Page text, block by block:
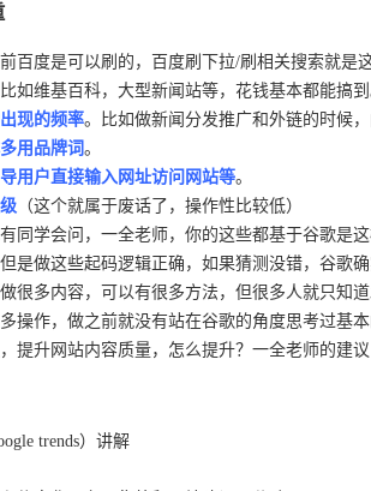
百度是可以刷的，百度刷下拉/刷相关搜索就是
如维基百科，大型新闻站等，花钱基本都能搞到
现的频率。比如做新闻分发推广和外链的时候，
用品牌词。
用户直接输入网址访问网站等。
（这个就属于废话了，操作性比较低）
同学会问，一全老师，你的这些都基于谷歌是
是做这些起码逻辑正确，如果猜测没错，谷歌
很多内容，可以有很多方法，但很多人就只知
操作，做之前就没有站在谷歌的角度思考过基
提升网站内容质量，怎么提升？一全老师的建
trends）讲解